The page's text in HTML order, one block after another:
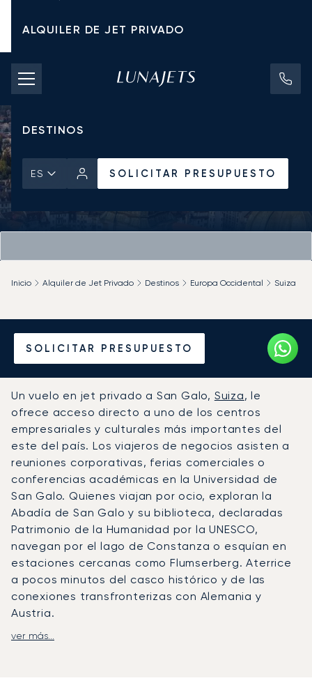
ALQUILER DE JET PRIVADO
TARIFAS DE CHÁRTER
JETS PRIVADOS
DESTINOS
ES SOLICITAR PRESUPUESTO
SOLICITAR PRESUPUESTO
Inicio Alquiler de Jet Privado Destinos Europa Occidental Suiza
Alquile un Jet Privado
desde o hacia San Galo
Un vuelo en jet privado a San Galo, Suiza, le
ofrece acceso directo a uno de los centros
empresariales y culturales más importantes del
este del país. Los viajeros de negocios asisten a
reuniones corporativas, ferias comerciales o
conferencias académicas en la Universidad de
San Galo. Quienes viajan por ocio, exploran la
Abadía de San Galo y su biblioteca, declaradas
Patrimonio de la Humanidad por la UNESCO,
navegan por el lago de Constanza o esquían en
estaciones cercanas como Flumserberg. Aterrice
a pocos minutos del casco histórico y de las
conexiones transfronterizas con Alemania y
Austria.
Gestionamos vuelos chárter al aeropuerto de San
ver más...